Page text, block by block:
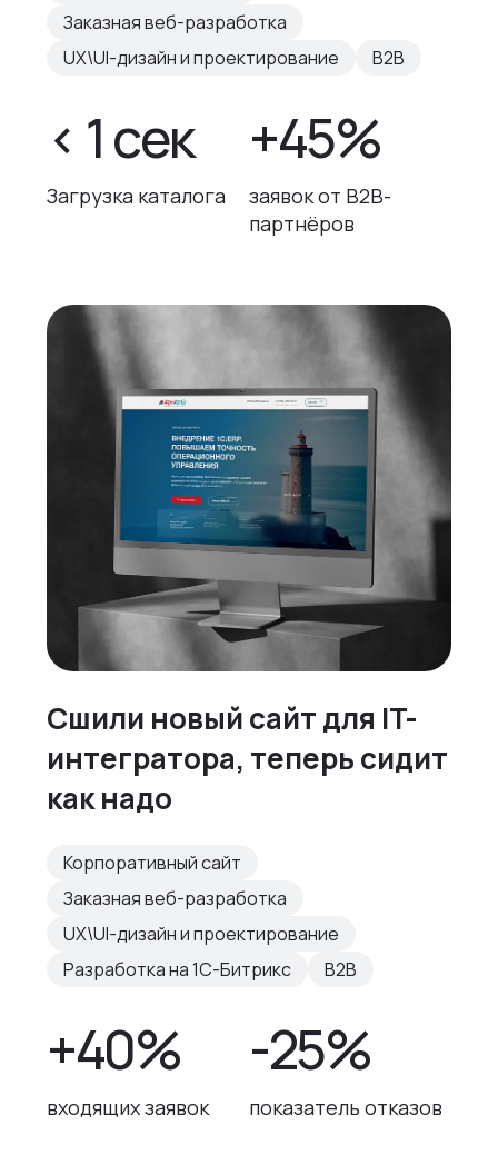
Заказная веб-разработка
UX\UI-дизайн и проектирование
B2B
< 1 сек
Загрузка каталога
+45%
заявок от B2B-
партнёров
Сшили новый сайт для IT-
интегратора, теперь сидит
как надо
Корпоративный сайт
Заказная веб-разработка
UX\UI-дизайн и проектирование
Разработка на 1С-Битрикс
B2B
+40%
входящих заявок
-25%
показатель отказов